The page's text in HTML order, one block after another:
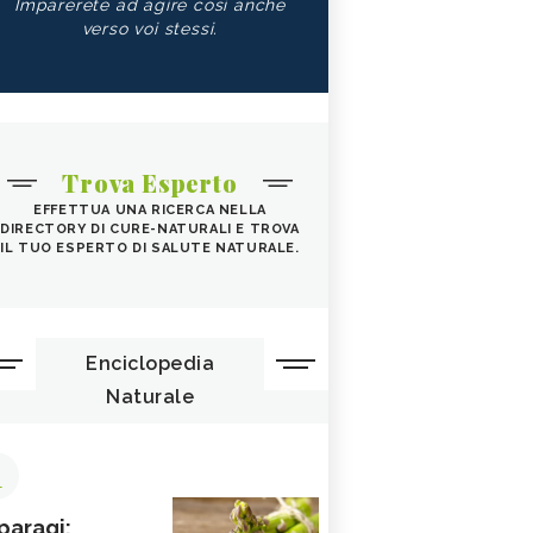
Imparerete ad agire così anche
verso voi stessi.
Trova Esperto
EFFETTUA UNA RICERCA NELLA
DIRECTORY DI CURE-NATURALI E TROVA
IL TUO ESPERTO DI SALUTE NATURALE.
Enciclopedia
Naturale